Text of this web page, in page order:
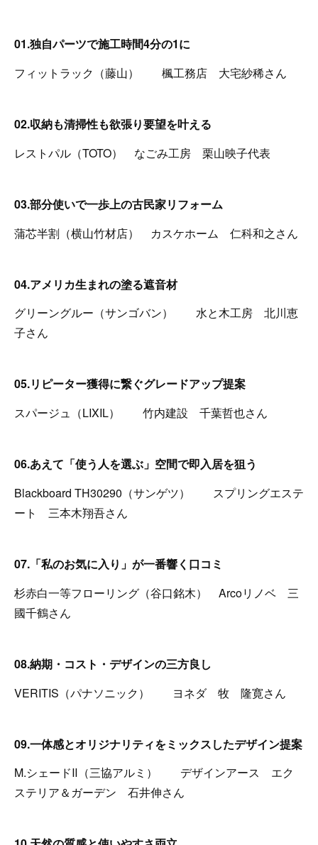
01.独自パーツで施工時間4分の1に
フィットラック（藤山） 楓工務店 大宅紗稀さん
02.収納も清掃性も欲張り要望を叶える
レストパル（TOTO） なごみ工房 栗山映子代表
03.部分使いで一歩上の古民家リフォーム
蒲芯半割（横山竹材店） カスケホーム 仁科和之さん
04.アメリカ生まれの塗る遮音材
グリーングルー（サンゴバン） 水と木工房 北川恵
子さん
05.リピーター獲得に繋ぐグレードアップ提案
スパージュ（LIXIL） 竹内建設 千葉哲也さん
06.あえて「使う人を選ぶ」空間で即入居を狙う
Blackboard TH30290（サンゲツ） スプリングエステ
ート 三本木翔吾さん
07.「私のお気に入り」が一番響く口コミ
杉赤白一等フローリング（谷口銘木） Arcoリノベ 三
國千鶴さん
08.納期・コスト・デザインの三方良し
VERITIS（パナソニック） ヨネダ 牧 隆寛さん
09.一体感とオリジナリティをミックスしたデザイン提案
M.シェードⅡ（三協アルミ） デザインアース エク
ステリア＆ガーデン 石井伸さん